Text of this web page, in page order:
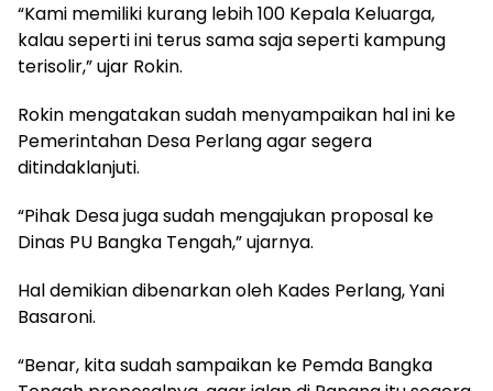
“Kami memiliki kurang lebih 100 Kepala Keluarga,
kalau seperti ini terus sama saja seperti kampung
terisolir,” ujar Rokin.
Rokin mengatakan sudah menyampaikan hal ini ke
Pemerintahan Desa Perlang agar segera
ditindaklanjuti.
“Pihak Desa juga sudah mengajukan proposal ke
Dinas PU Bangka Tengah,” ujarnya.
Hal demikian dibenarkan oleh Kades Perlang, Yani
Basaroni.
“Benar, kita sudah sampaikan ke Pemda Bangka